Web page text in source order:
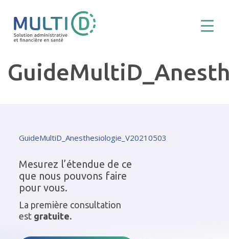
GuideMultiD_Anesthesiologie_V20210503
Mesurez l’étendue de ce
que nous pouvons faire
pour vous.
La première consultation
est gratuite.